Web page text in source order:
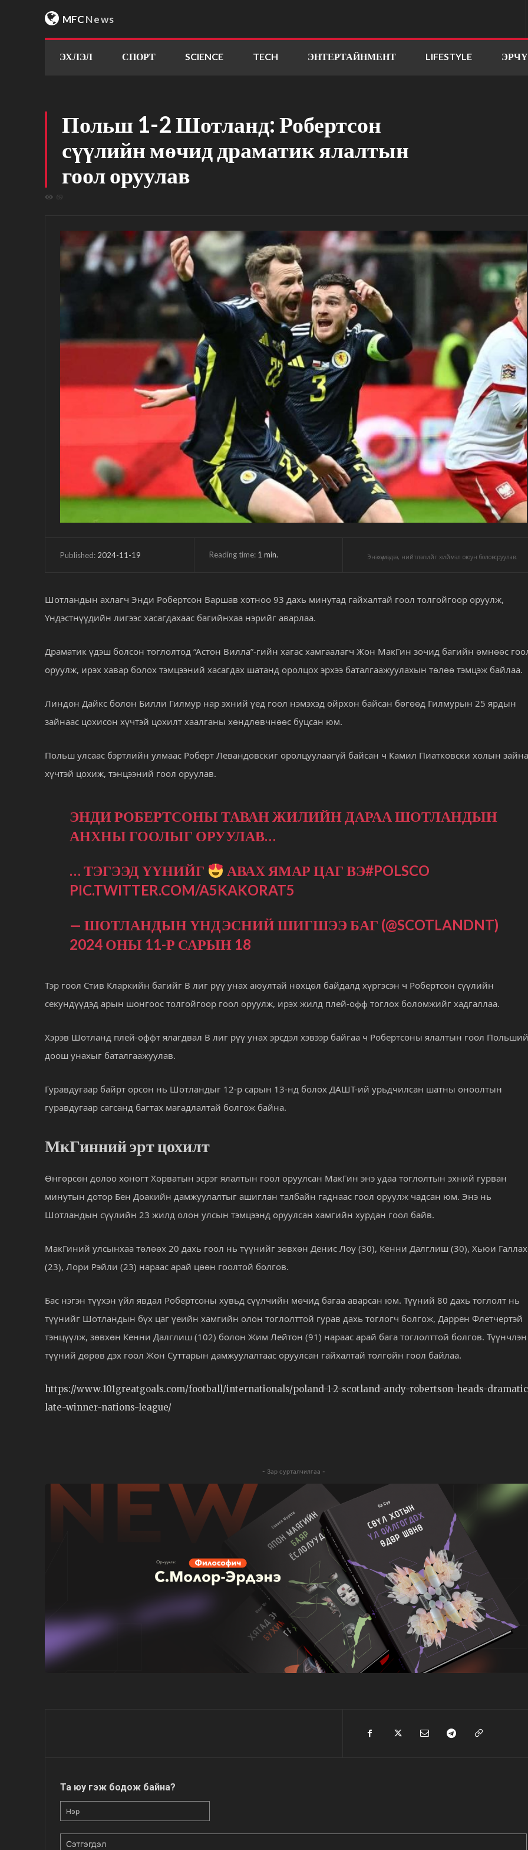
MFCNews
ЭХЛЭЛ СПОРТ SCIENCE TECH ЭНТЕРТАЙНМЕНТ LIFESTYLE
Польш 1-2 Шотланд: Робертсон
сүүлийн мөчид драматик ялалтын
гоол оруулав
69
Published: 2024-11-19 Reading time: 1 min. Энэхүү мэдээ, нийтлэлийг хиймэл оюун боловсруулав.
Шотландын ахлагч Энди Робертсон Варшав хотноо 93 дахь минутад гайхалтай гоол толгойгоор оруулж,
Үндэстнүүдийн лигээс хасагдахаас багийнхаа нэрийг аварлаа.
Драматик үдэш болсон тоглолтод “Астон Вилла”-гийн хагас хамгаалагч Жон МакГин зочид багийн өмнөөс
оруулж, ирэх хавар болох тэмцээний хасагдах шатанд оролцох эрхээ баталгаажуулахын төлөө тэмцэж байлаа.
Линдон Дайкс болон Билли Гилмур нар эхний үед гоол нэмэхэд ойрхон байсан бөгөөд Гилмурын 25 ярдын
зайнаас цохисон хүчтэй цохилт хаалганы хөндлөвчнөөс буцсан юм.
Польш улсаас бэртлийн улмаас Роберт Левандовскиг оролцуулаагүй байсан ч Камил Пиатковски холын
хүчтэй цохиж, тэнцээний гоол оруулав.
ЭНДИ РОБЕРТСОНЫ ТАВАН ЖИЛИЙН ДАРАА ШОТЛАНДЫН
АНХНЫ ГООЛЫГ ОРУУЛАВ…
… ТЭГЭЭД ҮҮНИЙГ АВАХ ЯМАР ЦАГ ВЭ#POLSCO
PIC.TWITTER.COM/A5KAKORAT5
— ШОТЛАНДЫН ҮНДЭСНИЙ ШИГШЭЭ БАГ (@SCOTLANDNT)
2024 ОНЫ 11-Р САРЫН 18
Тэр гоол Стив Кларкийн багийг В лиг рүү унах аюултай нөхцөл байдалд хүргэсэн ч Робертсон сүүлийн
секундүүдэд арын шонгоос толгойгоор гоол оруулж, ирэх жилд плей-офф тоглох боломжийг хадгаллаа.
Хэрэв Шотланд плей-оффт ялагдвал В лиг рүү унах эрсдэл хэвээр байгаа ч Робертсоны ялалтын гоол
доош унахыг баталгаажуулав.
Гуравдугаар байрт орсон нь Шотландыг 12-р сарын 13-нд болох ДАШТ-ий урьдчилсан шатны оноолтын
гуравдугаар сагсанд багтах магадлалтай болгож байна.
МкГинний эрт цохилт
Өнгөрсөн долоо хоногт Хорватын эсрэг ялалтын гоол оруулсан МакГин энэ удаа тоглолтын эхний гурван
минутын дотор Бен Доакийн дамжуулалтыг ашиглан талбайн гаднаас гоол оруулж чадсан юм. Энэ нь
Шотландын сүүлийн 23 жилд олон улсын тэмцээнд оруулсан хамгийн хурдан гоол байв.
МакГиний улсынхаа төлөөх 20 дахь гоол нь түүнийг зөвхөн Денис Лоу (30), Кенни Далглиш (30), Хьюи
(23), Лори Рэйли (23) нараас арай цөөн гоолтой болгов.
Бас нэгэн түүхэн үйл явдал Робертсоны хувьд сүүлчийн мөчид багаа аварсан юм. Түүний 80 дахь тоглолт нь
түүнийг Шотландын бүх цаг үеийн хамгийн олон тоглолттой гурав дахь тоглогч болгож, Даррен Флетчертэй
тэнцүүлж, зөвхөн Кенни Далглиш (102) болон Жим Лейтон (91) нараас арай бага тоглолттой болгов. Түүнчлэн
түүний дөрөв дэх гоол Жон Суттарын дамжуулалтаас оруулсан гайхалтай толгойн гоол байлаа.
https://www.101greatgoals.com/football/internationals/poland-1-2-scotland-andy-robertson-heads-
late-winner-nations-league/
- Зар сурталчилгаа -
Та юу гэж бодож байна?